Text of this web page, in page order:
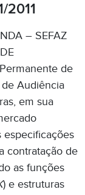
2011
– SEFAZ
de
Audiência
em sua
especificações
contratação de
as funções
) e estruturas